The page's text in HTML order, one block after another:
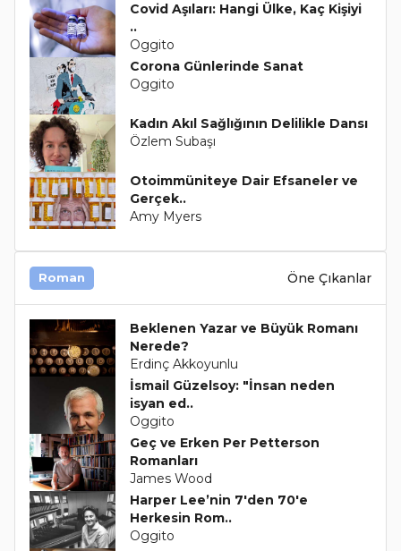
Covid Aşıları: Hangi Ülke, Kaç Kişiyi
..
Oggito
Corona Günlerinde Sanat
Oggito
Kadın Akıl Sağlığının Delilikle Dansı
Özlem Subaşı
Otoimmüniteye Dair Efsaneler ve
Gerçek..
Amy Myers
Roman Öne Çıkanlar
Beklenen Yazar ve Büyük Romanı
Nerede?
Erdinç Akkoyunlu
İsmail Güzelsoy: "İnsan neden
isyan ed..
Oggito
Geç ve Erken Per Petterson
Romanları
James Wood
Harper Lee’nin 7'den 70'e
Herkesin Rom..
Oggito